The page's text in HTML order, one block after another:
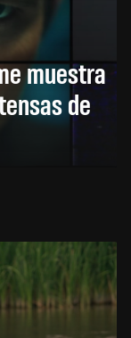
muestra
de